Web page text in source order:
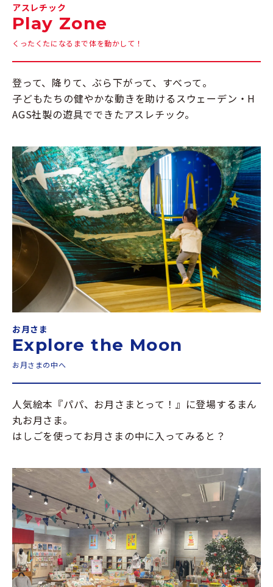
アスレチック
Play Zone
くったくたになるまで体を動かして！
登って、降りて、ぶら下がって、すべって。
子どもたちの健やかな動きを助けるスウェーデン・H
AGS社製の遊具でできたアスレチック。
お月さま
Explore the Moon
お月さまの中へ
人気絵本『パパ、お月さまとって！』に登場するまん
丸お月さま。
はしごを使ってお月さまの中に入ってみると？